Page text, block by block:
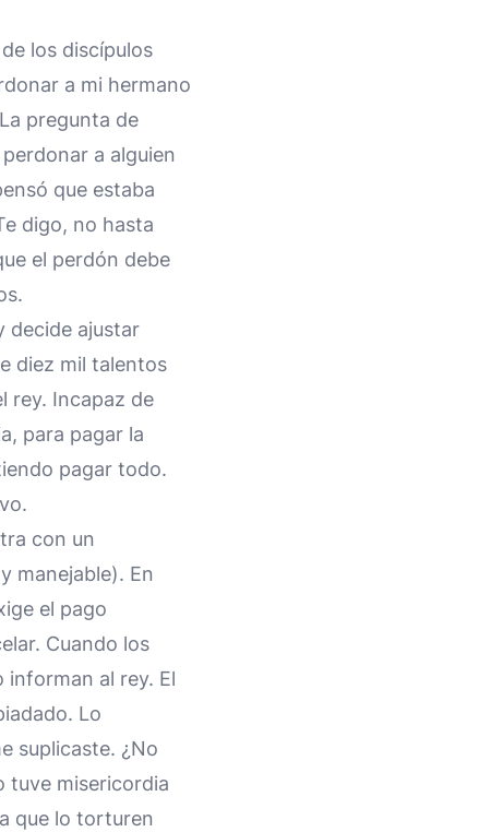
los discípulos
a mi hermano
pregunta de
a alguien
que estaba
digo, no hasta
el perdón debe
decide ajustar
diez mil talentos
rey. Incapaz de
para pagar la
pagar todo.
con un
manejable). En
el pago
Cuando los
al rey. El
Lo
suplicaste. ¿No
tuve misericordia
que lo torturen